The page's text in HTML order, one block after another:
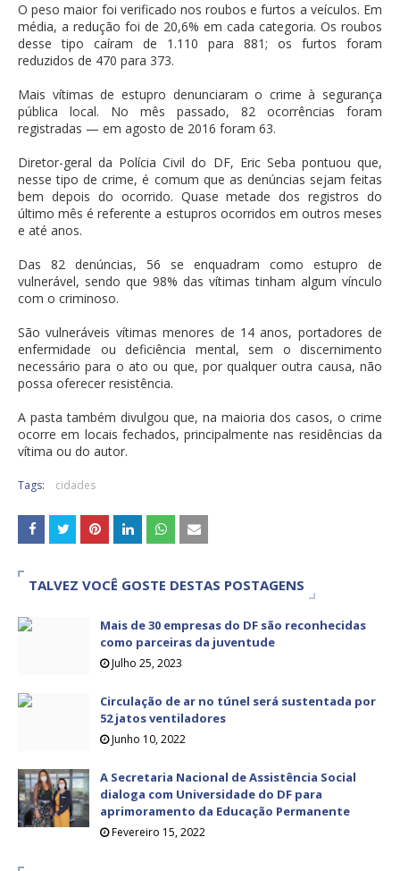
O peso maior foi verificado nos roubos e furtos a veículos. Em
média, a redução foi de 20,6% em cada categoria. Os roubos
desse tipo caíram de 1.110 para 881; os furtos foram
reduzidos de 470 para 373.
Mais vítimas de estupro denunciaram o crime à segurança
pública local. No mês passado, 82 ocorrências foram
registradas — em agosto de 2016 foram 63.
Diretor-geral da Polícia Civil do DF, Eric Seba pontuou que,
nesse tipo de crime, é comum que as denúncias sejam feitas
bem depois do ocorrido. Quase metade dos registros do
último mês é referente a estupros ocorridos em outros meses
e até anos.
Das 82 denúncias, 56 se enquadram como estupro de
vulnerável, sendo que 98% das vítimas tinham algum vínculo
com o criminoso.
São vulneráveis vítimas menores de 14 anos, portadores de
enfermidade ou deficiência mental, sem o discernimento
necessário para o ato ou que, por qualquer outra causa, não
possa oferecer resistência.
A pasta também divulgou que, na maioria dos casos, o crime
ocorre em locais fechados, principalmente nas residências da
vítima ou do autor.
Tags: cidades
TALVEZ VOCÊ GOSTE DESTAS POSTAGENS
Mais de 30 empresas do DF são reconhecidas
como parceiras da juventude
Julho 25, 2023
Circulação de ar no túnel será sustentada por
52 jatos ventiladores
Junho 10, 2022
A Secretaria Nacional de Assistência Social
dialoga com Universidade do DF para
aprimoramento da Educação Permanente
Fevereiro 15, 2022